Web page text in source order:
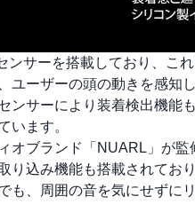
ンサーを搭載しており、
ユーザーの頭の動きを感知
ンサーにより装着検出機
います。
オブランド「NUARL」が
り込み機能も搭載されてお
も、周囲の音を気にせずに